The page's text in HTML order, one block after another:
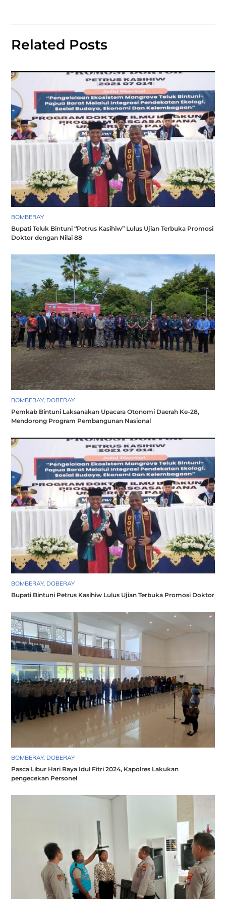
Related Posts
BOMBERAY
Bupati Teluk Bintuni “Petrus Kasihiw” Lulus Ujian Terbuka Promosi
Doktor dengan Nilai 88
BOMBERAY, DOBERAY
Pemkab Bintuni Laksanakan Upacara Otonomi Daerah Ke-28,
Mendorong Program Pembangunan Nasional
BOMBERAY, DOBERAY
Bupati Bintuni Petrus Kasihiw Lulus Ujian Terbuka Promosi Doktor
BOMBERAY, DOBERAY
Pasca Libur Hari Raya Idul Fitri 2024, Kapolres Lakukan
pengecekan Personel